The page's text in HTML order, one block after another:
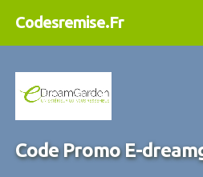
Codesremise.Fr
Code Promo E-